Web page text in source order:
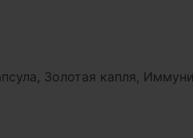
Золотая капля,